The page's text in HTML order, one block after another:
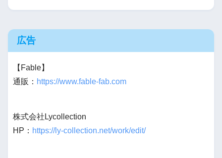
広告
【Fable】
通販： https://www.fable-fab.com
株式会社Lycollection
HP： https://ly-collection.net/work/edit/